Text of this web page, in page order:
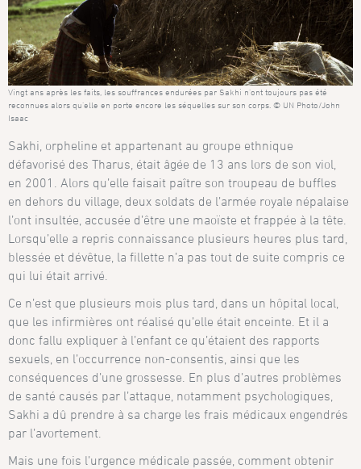
Vingt ans après les faits, les souffrances endurées par Sakhi n’ont toujours pas été
reconnues alors qu’elle en porte encore les séquelles sur son corps. © UN Photo/John
Isaac
Sakhi, orpheline et appartenant au groupe ethnique
défavorisé des Tharus, était âgée de 13 ans lors de son viol,
en 2001. Alors qu’elle faisait paître son troupeau de buffles
en dehors du village, deux soldats de l’armée royale népalaise
l’ont insultée, accusée d’être une maoïste et frappée à la tête.
Lorsqu’elle a repris connaissance plusieurs heures plus tard,
blessée et dévêtue, la fillette n’a pas tout de suite compris ce
qui lui était arrivé.
Ce n’est que plusieurs mois plus tard, dans un hôpital local,
que les infirmières ont réalisé qu’elle était enceinte. Et il a
donc fallu expliquer à l’enfant ce qu’étaient des rapports
sexuels, en l’occurrence non-consentis, ainsi que les
conséquences d’une grossesse. En plus d’autres problèmes
de santé causés par l’attaque, notamment psychologiques,
Sakhi a dû prendre à sa charge les frais médicaux engendrés
par l’avortement.
Mais une fois l’urgence médicale passée, comment obtenir